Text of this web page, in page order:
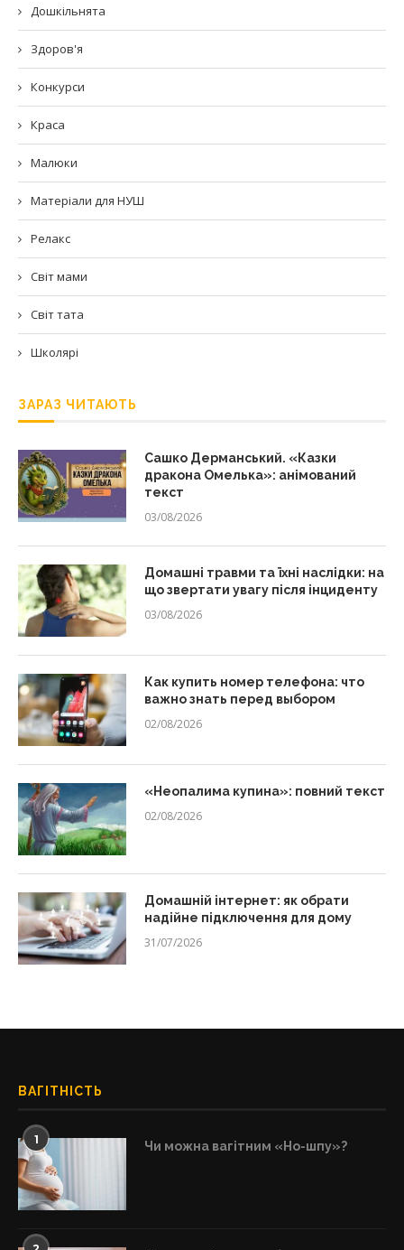
Дошкільнята
Здоров'я
Конкурси
Краса
Малюки
Матеріали для НУШ
Релакс
Світ мами
Світ тата
Школярі
ЗАРАЗ ЧИТАЮТЬ
Сашко Дерманський. «Казки
дракона Омелька»: анімований
текст
03/08/2026
Домашні травми та їхні наслідки: на
що звертати увагу після інциденту
03/08/2026
Как купить номер телефона: что
важно знать перед выбором
02/08/2026
«Неопалима купина»: повний текст
02/08/2026
Домашній інтернет: як обрати
надійне підключення для дому
31/07/2026
ВАГІТНІСТЬ
1 Чи можна вагітним «Но-шпу»?